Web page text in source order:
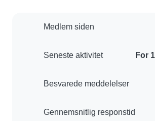
Medlem siden
Seneste aktivitet For
Besvarede meddelelser
Gennemsnitlig responstid